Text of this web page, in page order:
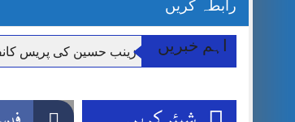
رابطہ کریں
اہم خبریں
کلرسیداں سیدہ زینب حسین کی پریس کانفرنس